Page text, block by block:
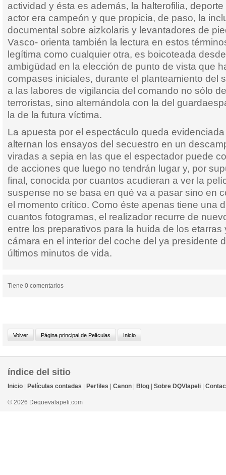
actividad y ésta es además, la halterofilia,
actor era campeón y que propicia, de paso, la
documental sobre aizkolaris y levantadores de
Vasco- orienta también la lectura en estos
legítima como cualquier otra, es boicoteada
ambigüdad en la elección de punto de vista que
compases iniciales, durante el planteamiento del
a las labores de vigilancia del comando no sólo
terroristas, sino alternándola con la del
la de la futura víctima.
La apuesta por el espectáculo queda
alternan los ensayos del secuestro en un
viradas a sepia en las que el espectador puede
de acciones que luego no tendrán lugar y, por
final, conocida por cuantos acudieran a ver la
suspense no se basa en qué va a pasar sino en
el momento crítico. Como éste apenas tiene una
cuantos fotogramas, el realizador recurre de
entre los preparativos para la huida de los etarras
cámara en el interior del coche del ya presidente
últimos minutos de vida.
Tiene 0 comentarios
índice del sitio
Inicio Películas contadas Perfiles Canon Blog Sobre DQVlapeli
© 2026 Dequevalapeli.com